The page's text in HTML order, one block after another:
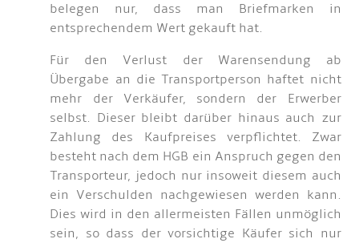
belegen nur, dass man Briefmarken in
entsprechendem Wert gekauft hat.
Für den Verlust der Warensendung ab
Übergabe an die Transportperson haftet nicht
mehr der Verkäufer, sondern der Erwerber
selbst. Dieser bleibt darüber hinaus auch zur
Zahlung des Kaufpreises verpflichtet. Zwar
besteht nach dem HGB ein Anspruch gegen den
Transporteur, jedoch nur insoweit diesem auch
ein Verschulden nachgewiesen werden kann.
Dies wird in den allermeisten Fällen unmöglich
sein, so dass der vorsichtige Käufer sich nur